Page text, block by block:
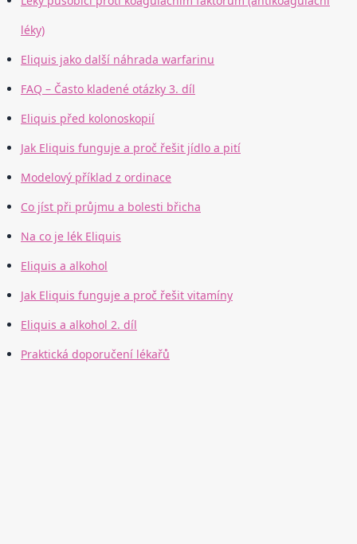
léky)
Eliquis jako další náhrada warfarinu
FAQ – Často kladené otázky 3. díl
Eliquis před kolonoskopií
Jak Eliquis funguje a proč řešit jídlo a pití
Modelový příklad z ordinace
Co jíst při průjmu a bolesti břicha
Na co je lék Eliquis
Eliquis a alkohol
Jak Eliquis funguje a proč řešit vitamíny
Eliquis a alkohol 2. díl
Praktická doporučení lékařů